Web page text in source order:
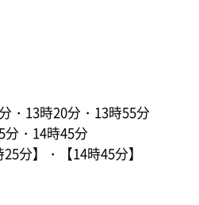
・13時20分・13時55分
・14時45分
分】・【14時45分】